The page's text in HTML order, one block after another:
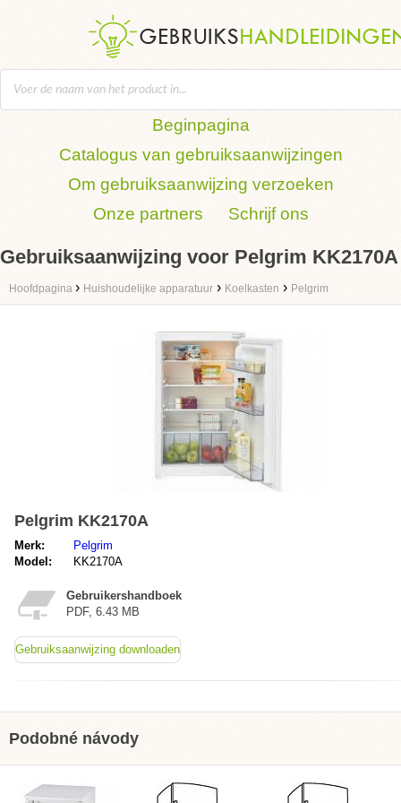
Beginpagina
Catalogus van gebruiksaanwijzingen
Om gebruiksaanwijzing verzoeken
Onze partners
Schrijf ons
Gebruiksaanwijzing voor Pelgrim KK2170A
Hoofdpagina › Huishoudelijke apparatuur › Koelkasten › Pelgrim
Pelgrim KK2170A
Merk:
Pelgrim
Model:
KK2170A
Gebruikershandboek
PDF, 6.43 MB
Gebruiksaanwijzing downloaden
Podobné návody